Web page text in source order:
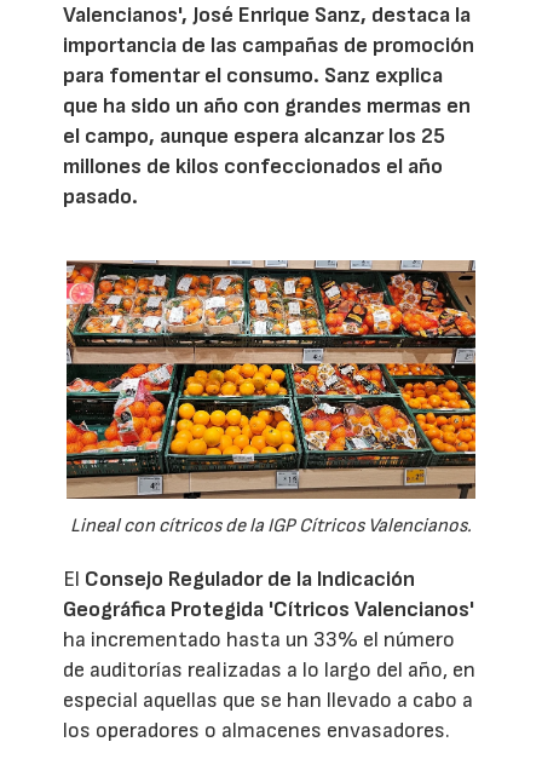
Valencianos', José Enrique Sanz, destaca la
importancia de las campañas de promoción
para fomentar el consumo. Sanz explica
que ha sido un año con grandes mermas en
el campo, aunque espera alcanzar los 25
millones de kilos confeccionados el año
pasado.
Lineal con cítricos de la IGP Cítricos Valencianos.
El Consejo Regulador de la Indicación
Geográfica Protegida 'Cítricos Valencianos'
ha incrementado hasta un 33% el número
de auditorías realizadas a lo largo del año, en
especial aquellas que se han llevado a cabo a
los operadores o almacenes envasadores.